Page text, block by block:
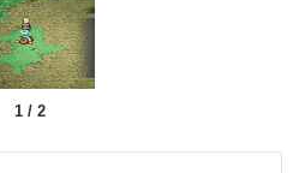
1/ 2